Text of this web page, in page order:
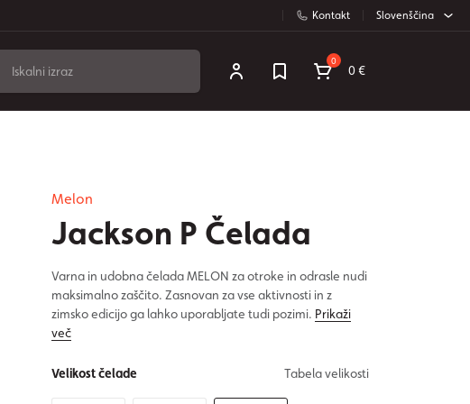
Kontakt Slovenščina
0
0 €
Melon
Jackson P Čelada
Varna in udobna čelada MELON za otroke in odrasle nudi
maksimalno zaščito. Zasnovan za vse aktivnosti in z
zimsko edicijo ga lahko uporabljate tudi pozimi. Prikaži
več
Velikost čelade Tabela velikosti